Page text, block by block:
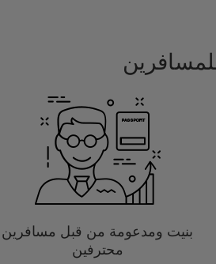
بنيت ومدعومة من قبل مسافرين
محترفين